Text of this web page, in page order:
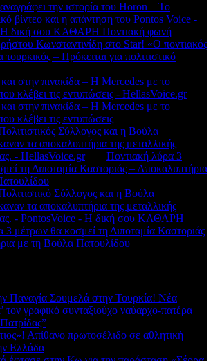
την ιστορία του Horon – Το
βίντεο και η απάντηση του Pontos Voice -
H δική σου ΚΑΘΑΡΗ Ποντιακή φωνή
Κωνσταντινίδη στο Star! «Ο ποντιακός
τουρκικός – Πρόκειται για πολιτιστικό
στην πινακίδα – Η Mercedes με το
κλέβει τις εντυπώσεις - HellasVoice.grστο
στην πινακίδα – Η Mercedes με το
κλέβει τις εντυπώσεις
Σύλλογος και η Βούλα
τα αποκαλυπτήρια της μεταλλικής
- HellasVoice.grστο Ποντιακή λύρα 3
τη Διποταμία Καστοριάς – Αποκαλυπτήρια
Σύλλογος και η Βούλα
τα αποκαλυπτήρια της μεταλλικής
- PontosVoice - H δική σου ΚΑΘΑΡΗ
3 μέτρων θα κοσμεί τη Διποταμία Καστοριάς
με τη Βούλα Πατουλίδου
Παναγία Σουμελά στην Τουρκία! Νέα
τον γραφικό συνταξιούχο ναύαρχο-πατέρα
Απίθανο πρωτοσέλιδο σε αθλητική
Ελλάδα